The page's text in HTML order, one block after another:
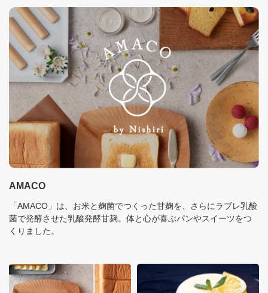
AMACO
「AMACO」は、お米と麹菌でつくった甘麹を、さらにラブレ乳酸
菌で発酵させた乳酸発酵甘麹。体と心が喜ぶパンやスイーツをつ
くりました。